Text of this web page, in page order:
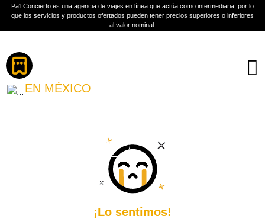
Pa'l Concierto es una agencia de viajes en línea que actúa como intermediaria, por lo
que los servicios y productos ofertados pueden tener precios superiores o inferiores
al valor nominal.
BREWCHELLA
EN MÉXICO
Más información
¡Lo sentimos!